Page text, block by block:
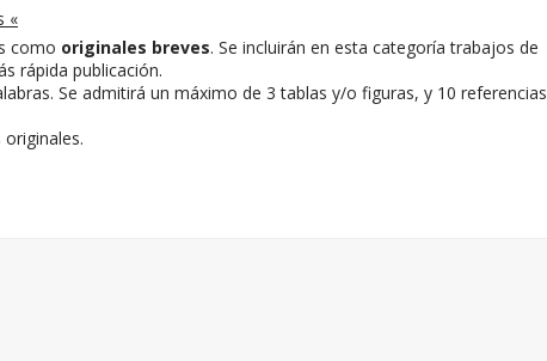
«
como originales breves. Se incluirán en esta categoría trabajos de
rápida publicación.
Se admitirá un máximo de 3 tablas y/o figuras, y 10 referencias